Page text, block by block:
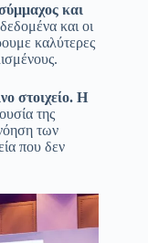
και
και οι
καλύτερες
στοιχείο. Η
της
των
που δεν